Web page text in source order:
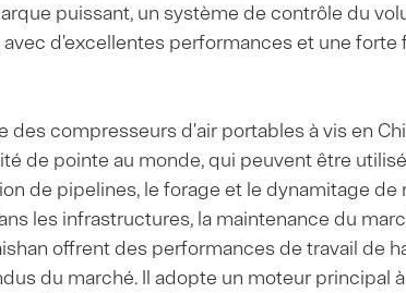
puissant, un système de contrôle du
d'excellentes performances et une forte
des compresseurs d'air portables à vis en
de pointe au monde, qui peuvent être
de pipelines, le forage et le dynamitage
les infrastructures, la maintenance du
offrent des performances de travail de
du marché. Il adopte un moteur principal